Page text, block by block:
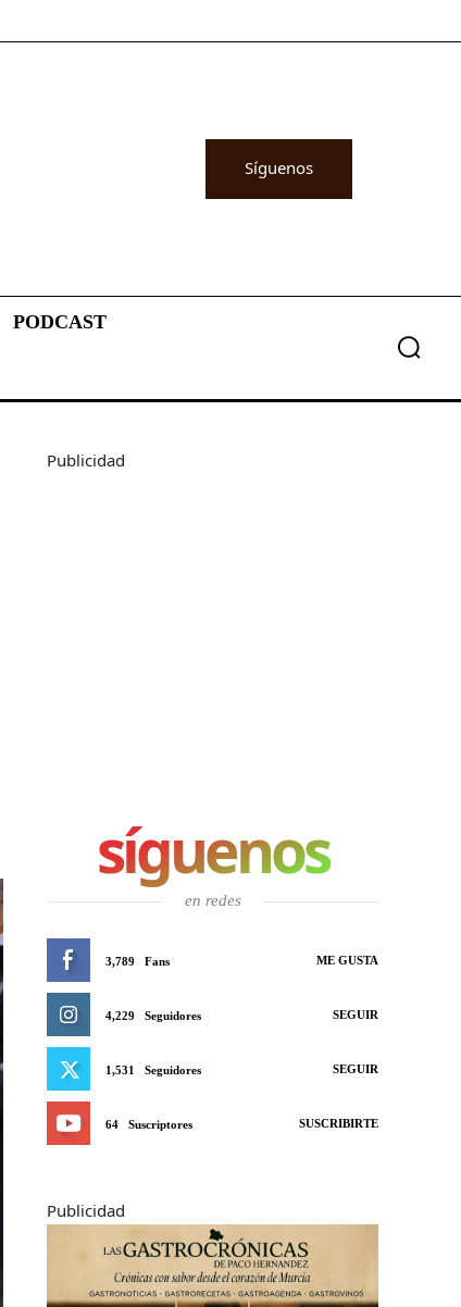
Síguenos
PODCAST
Publicidad
síguenos
en redes
3,789 Fans ME GUSTA
4,229 Seguidores SEGUIR
1,531 Seguidores SEGUIR
64 Suscriptores SUSCRIBIRTE
Publicidad